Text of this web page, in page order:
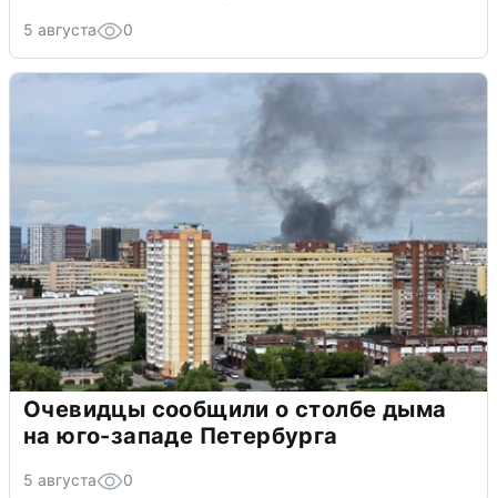
5 августа 0
Очевидцы сообщили о столбе дыма
на юго-западе Петербурга
5 августа 0